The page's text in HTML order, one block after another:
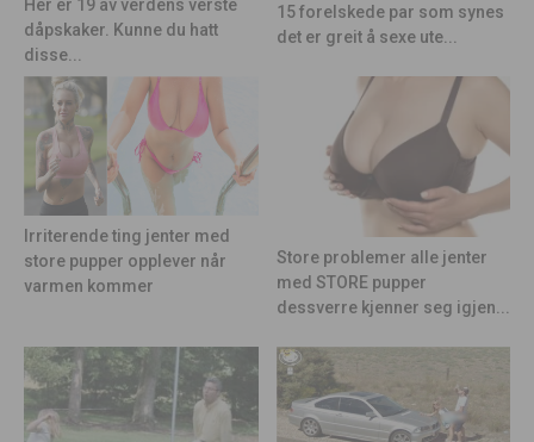
Her er 19 av verdens verste
dåpskaker. Kunne du hatt
disse...
15 forelskede par som synes
det er greit å sexe ute...
Irriterende ting jenter med
store pupper opplever når
varmen kommer
Store problemer alle jenter
med STORE pupper
dessverre kjenner seg igjen...